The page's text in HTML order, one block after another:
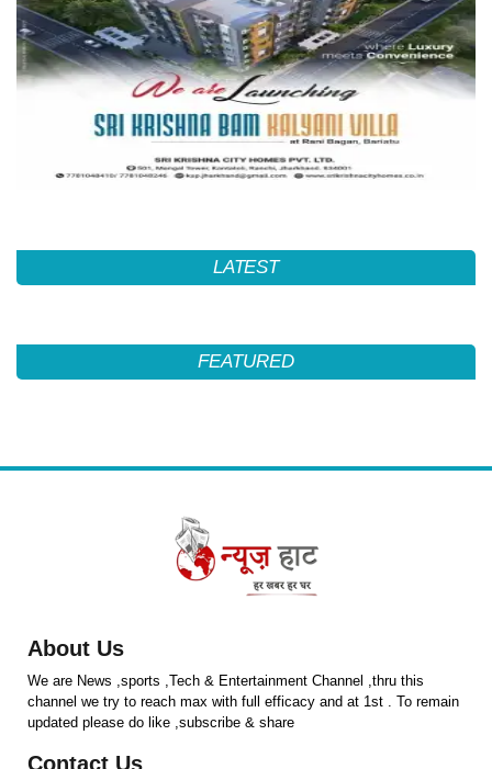
LATEST
FEATURED
About Us
We are News ,sports ,Tech & Entertainment Channel ,thru this
channel we try to reach max with full efficacy and at 1st . To remain
updated please do like ,subscribe & share
Contact Us